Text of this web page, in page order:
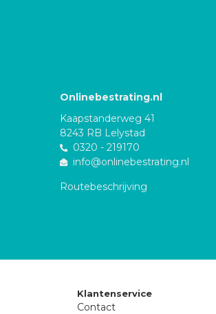
Onlinebestrating.nl
Kaapstanderweg 41
8243 RB Lelystad
0320 - 219170
info@onlinebestrating.nl
Routebeschrijving
Klantenservice
Contact